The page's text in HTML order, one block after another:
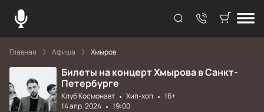
Главная Афиша Хмыров
Билеты на концерт Хмырова в Санкт-
Петербурге
Клуб Космонавт Хип-хоп
16+
14 апр. 2024
19:00